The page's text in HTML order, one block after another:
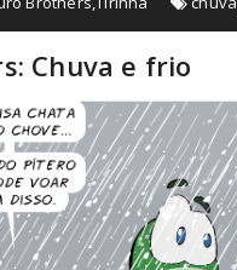
Chuva e frio